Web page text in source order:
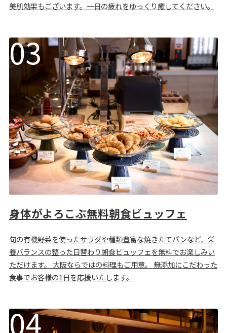
美肌効果もございます。一日の疲れをゆっくり癒してください。
身体がよろこぶ無料朝食ビュッフェ
旬の有機野菜を使ったサラダや種類豊富な焼きたてパンなど、栄
養バランスの整った日替わり朝食ビュッフェを無料でお楽しみい
ただけます。 大阪ならではの料理もご用意。 無添加にこだわった
食事でお客様の1日を応援いたします。